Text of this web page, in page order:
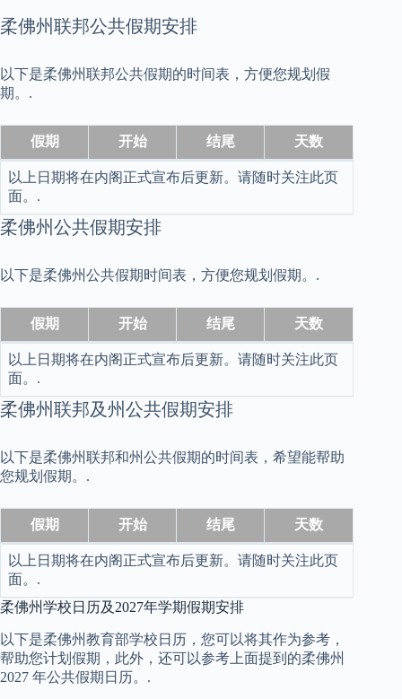
柔佛州联邦公共假期安排
以下是柔佛州联邦公共假期的时间表，方便您规划假
期。.
假期 开始 结尾 天数
以上日期将在内阁正式宣布后更新。请随时关注此页
面。.
柔佛州公共假期安排
以下是柔佛州公共假期时间表，方便您规划假期。.
假期 开始 结尾 天数
以上日期将在内阁正式宣布后更新。请随时关注此页
面。.
柔佛州联邦及州公共假期安排
以下是柔佛州联邦和州公共假期的时间表，希望能帮助
您规划假期。.
假期 开始 结尾 天数
以上日期将在内阁正式宣布后更新。请随时关注此页
面。.
柔佛州学校日历及2027年学期假期安排
以下是柔佛州教育部学校日历，您可以将其作为参考，
帮助您计划假期，此外，还可以参考上面提到的柔佛州
2027 年公共假期日历。.